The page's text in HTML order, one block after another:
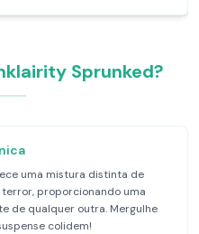
Sprunked?
uma mistura distinta de
proporcionando uma
de qualquer outra. Mergulhe
colidem!